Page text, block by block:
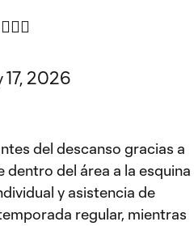
17, 2026
del descanso gracias a
del área a la esquina
y asistencia de
regular, mientras